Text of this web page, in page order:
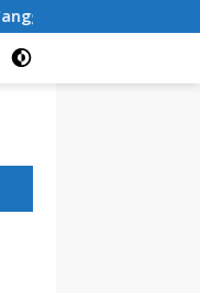
Tugu Peringatan,